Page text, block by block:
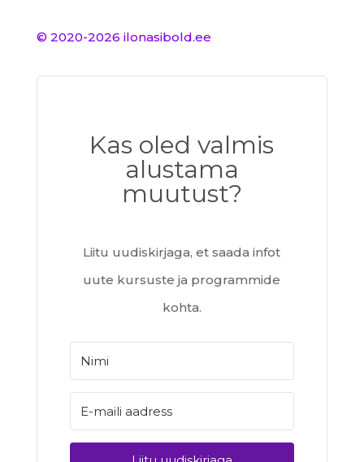
© 2020-2026 ilonasibold.ee
Kas oled valmis
alustama
muutust?
Liitu uudiskirjaga, et saada infot
uute kursuste ja programmide
kohta.